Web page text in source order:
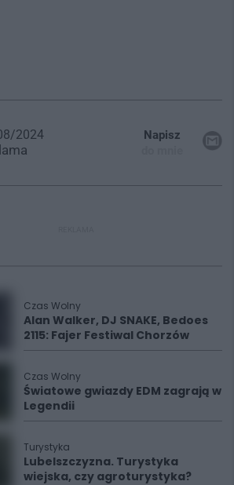
2024
Napisz
Czas Wolny
Alan Walker, DJ SNAKE, Bedoes
2115: Fajer Festiwal Chorzów
Czas Wolny
Światowe gwiazdy EDM zagrają w
Legendii
Turystyka
Lubelszczyzna. Turystyka
wiejska, czy agroturystyka?